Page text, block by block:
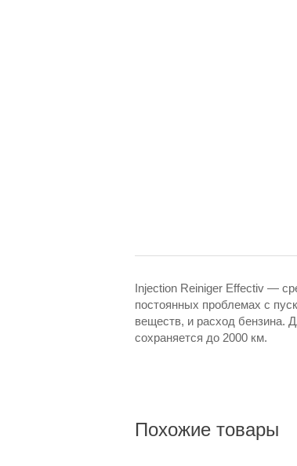
Injection Reiniger Effectiv —
постоянных проблемах с
веществ, и расход бензина.
сохраняется до 2000 км.
Похожие товары